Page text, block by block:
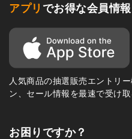
アプリ でお得な会員情
人気商品の抽選販売エントリ
ン、セール情報を最速で受け取
お困りですか？